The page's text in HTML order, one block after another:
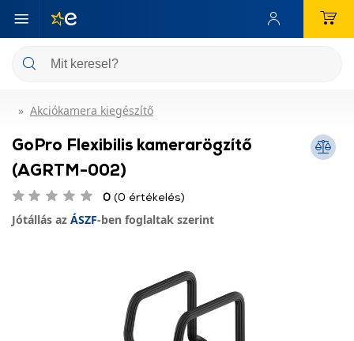
Akciókamera kiegészítő
GoPro Flexibilis kamerarögzítő
(AGRTM-002)
0 (0 értékelés)
Jótállás az ÁSZF-ben foglaltak szerint